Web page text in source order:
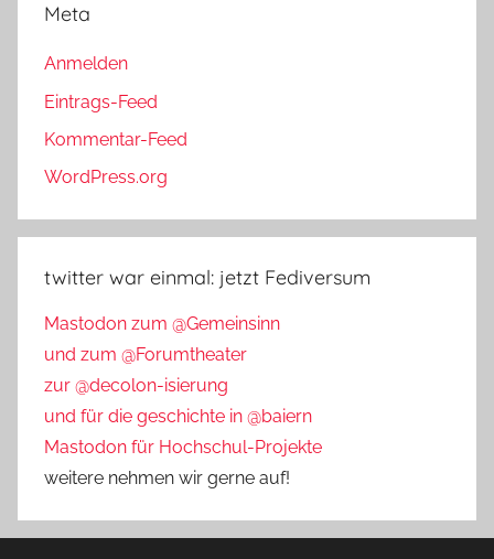
Meta
Anmelden
Eintrags-Feed
Kommentar-Feed
WordPress.org
twitter war einmal: jetzt Fediversum
Mastodon zum @Gemeinsinn
und zum @Forumtheater
zur @decolon-isierung
und für die geschichte in @baiern
Mastodon für Hochschul-Projekte
weitere nehmen wir gerne auf!